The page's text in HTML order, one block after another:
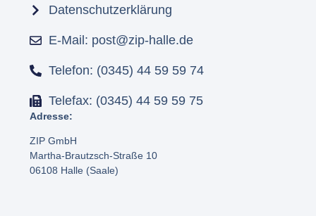
Datenschutzerklärung
E-Mail: post@zip-halle.de
Telefon: (0345) 44 59 59 74
Telefax: (0345) 44 59 59 75
Adresse:
ZIP GmbH
Martha-Brautzsch-Straße 10
06108 Halle (Saale)